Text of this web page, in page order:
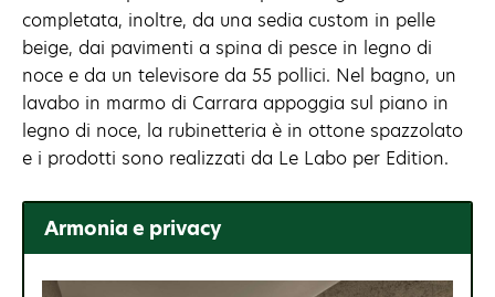
completata, inoltre, da una sedia custom in pelle
beige, dai pavimenti a spina di pesce in legno di
noce e da un televisore da 55 pollici. Nel bagno, un
lavabo in marmo di Carrara appoggia sul piano in
legno di noce, la rubinetteria è in ottone spazzolato
e i prodotti sono realizzati da Le Labo per Edition.
Armonia e privacy